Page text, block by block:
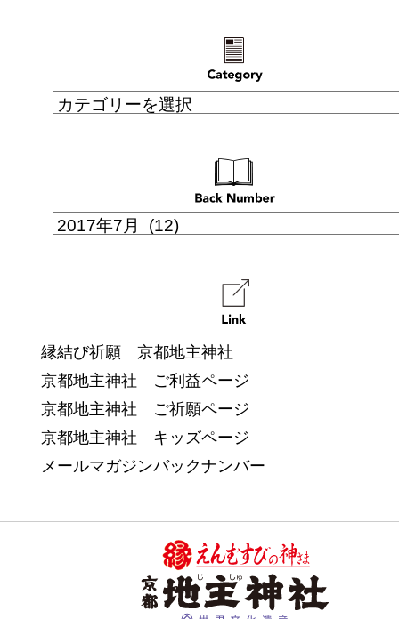
縁結び祈願 京都地主神社
京都地主神社 ご利益ページ
京都地主神社 ご祈願ページ
京都地主神社 キッズページ
メールマガジンバックナンバー